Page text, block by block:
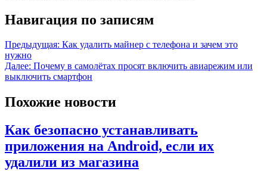
Навигация по записям
Предыдущая: Как удалить майнер с телефона и зачем это
нужно
Далее: Почему в самолётах просят включить авиарежим или
выключить смартфон
Похожие новости
Как безопасно устанавливать
приложения на Android, если их
удалили из магазина